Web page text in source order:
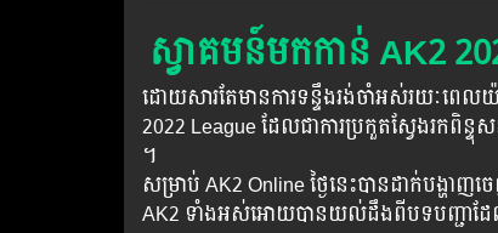
ស្វាគមន៍មកកាន់ AK2
ដោយសារតែមានការទន្ទឹងរង់ចាំអស់រយៈពេល
2022 League ដែលជាការប្រកួតស្វែងរកពិ
។
សម្រាប់ AK2 Online ថ្ងៃនេះបានដាក់បង្ហ
AK2 ទាំងអស់អោយបានយល់ដឹងពីបទបញ្ជាដែ